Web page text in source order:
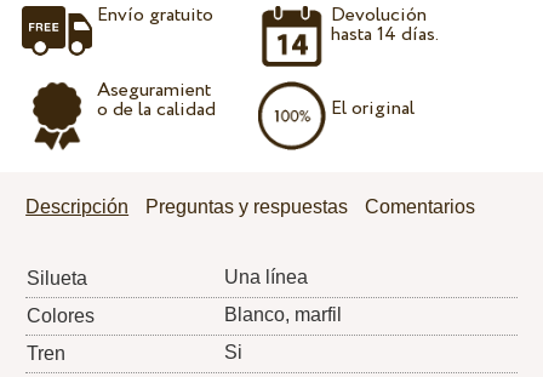
Envío gratuito
Aseguramient
o de la calidad
Devolución
hasta 14 días.
El original
Descripción Preguntas y respuestas Comentarios
Silueta
Una línea
Colores
Blanco, marfil
Tren
Si